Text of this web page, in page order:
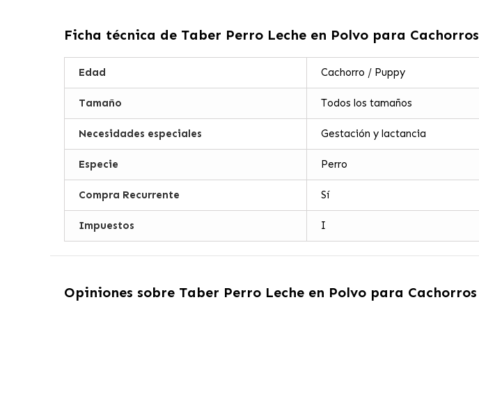
Ficha técnica de Taber Perro Leche en Polvo para Cachorros
Edad Cachorro / Puppy
Tamaño Todos los tamaños
Necesidades especiales Gestación y lactancia
Especie Perro
Compra Recurrente Sí
Impuestos I
Opiniones sobre Taber Perro Leche en Polvo para Cachorros